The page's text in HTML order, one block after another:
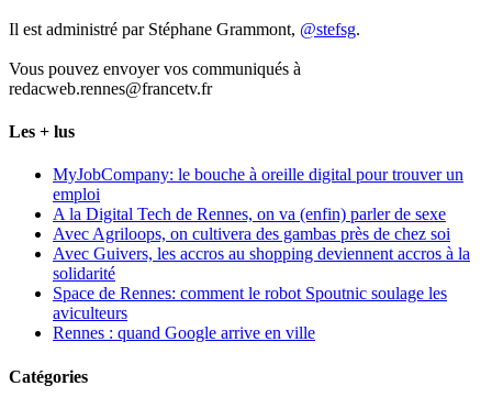
Il est administré par Stéphane Grammont, @stefsg.
Vous pouvez envoyer vos communiqués à
redacweb.rennes@francetv.fr
Les + lus
MyJobCompany: le bouche à oreille digital pour trouver un
emploi
A la Digital Tech de Rennes, on va (enfin) parler de sexe
Avec Agriloops, on cultivera des gambas près de chez soi
Avec Guivers, les accros au shopping deviennent accros à la
solidarité
Space de Rennes: comment le robot Spoutnic soulage les
aviculteurs
Rennes : quand Google arrive en ville
Catégories